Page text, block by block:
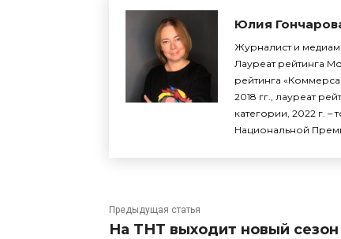
Юлия
Журналист и
Лауреат рейтинга
рейтинга
2018 гг., лауреат
категории, 2022 г. –
Национальной
Предыдущая статья
На ТНТ выходит новый сезон